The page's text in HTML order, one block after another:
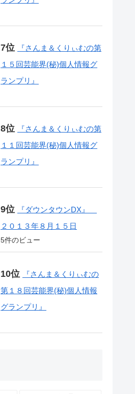
『さんま＆くりぃむの第
１５回芸能界(秘)個人情報グ
ランプリ』
『さんま＆くりぃむの第
１１回芸能界(秘)個人情報グ
ランプリ』
『ダウンタウンDX』
２０１３年８月１５日
5件のビュー
『さんま＆くりぃむの
第１８回芸能界(秘)個人情報
グランプリ』